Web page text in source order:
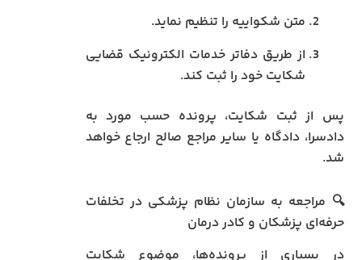
متن شکواییه را تنظیم نماید.
از طریق دفاتر خدمات الکترونیک قضایی
شکایت خود را ثبت کند.
پس از ثبت شکایت، پرونده حسب مورد به
دادسرا، دادگاه یا سایر مراجع صالح ارجاع خواهد
شد.
🔍 مراجعه به سازمان نظام پزشکی در تخلفات
حرفه‌ای پزشکان و کادر درمان
در بسیاری از پرونده‌ها، موضوع شکایت